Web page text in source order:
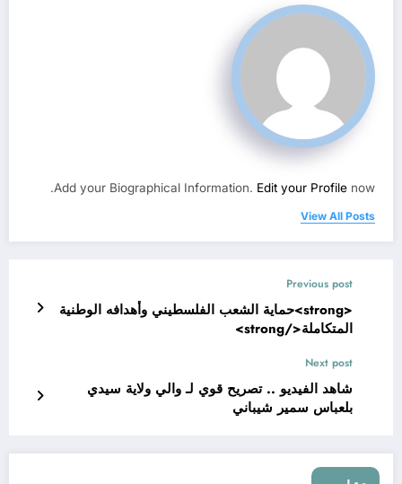
Add your Biographical Information. Edit your Profile now.
View All Posts
Previous post
<strong>حماية الشعب الفلسطيني وأهدافه الوطنية
المتكاملة</strong>
Next post
شاهد الفيديو .. تصريح قوي لـ والي ولاية سيدي
بلعباس سمير شيباني